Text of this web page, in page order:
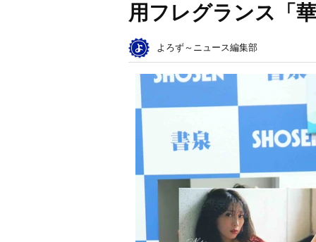
用フレグランス「
よろず～ニュース編集部